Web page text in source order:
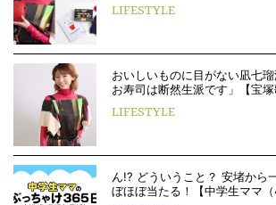
LIFESTYLE
おいしいものに目がない凪七
お寿司は断然生派です」【宝
LIFESTYLE
ん!? どういうこと？ 安堵から
ぼほぼ当たる！【中学生ママ